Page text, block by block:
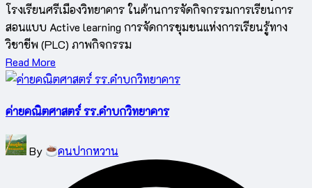
โรงเรียนศรีเมืองวิทยาคาร ในด้านการจัดกิจกรรมการเรียนการ
สอนแบบ Active learning การจัดการชุมชนแห่งการเรียนรู้ทาง
วิชาชีพ (PLC) ภาพกิจกรรม
Read More
ค่ายคณิตศาสตร์ รร.คำบกวิทยาคาร
Posted
by
By คนปากหวาน